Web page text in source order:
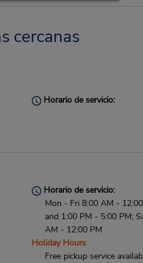
cercanas
Horario de servicio:
Horario de servicio:
Mon - Fri 8:00 AM -
and 1:00 PM - 5:00 PM;
AM - 12:00 PM
Holiday Hours
Free pickup service